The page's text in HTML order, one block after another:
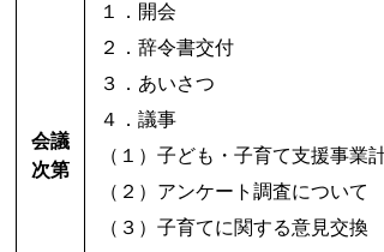
会議
次第
１．開会
２．辞令書交付
３．あいさつ
４．議事
（１）子ども・子育て支援事業
（２）アンケート調査について
（３）子育てに関する意見交換